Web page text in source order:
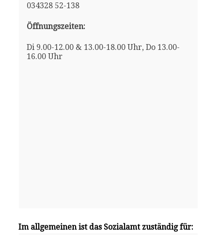
034328 52-138
Öffnungszeiten:
Di 9.00-12.00 & 13.00-18.00 Uhr, Do 13.00-
16.00 Uhr
Im allgemeinen ist das Sozialamt zuständig für: